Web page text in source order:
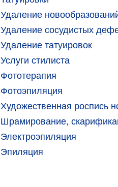
Удаление
Удаление сосудистых
Удаление татуировок
Услуги стилиста
Фототерапия
Фотоэпиляция
Художественная роспись
Шрамирование,
Электроэпиляция
Эпиляция